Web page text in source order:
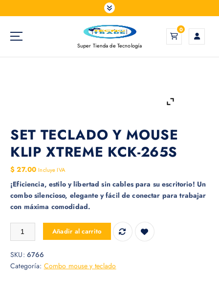
a
Super Tienda de Tecnología
0
SET TECLADO Y MOUSE
KLIP XTREME KCK-265S
$ 27.00 Incluye IVA
¡Eficiencia, estilo y libertad sin cables para su escritorio! Un
combo silencioso, elegante y fácil de conectar para trabajar
con máxima comodidad.
SET TECLADO Y MOUSE KLIP XTREME KCK-265S cantidad
Añadir al carrito
SKU: 6766
Categoría: Combo mouse y teclado